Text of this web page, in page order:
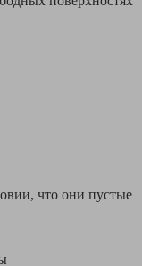
что они пустые